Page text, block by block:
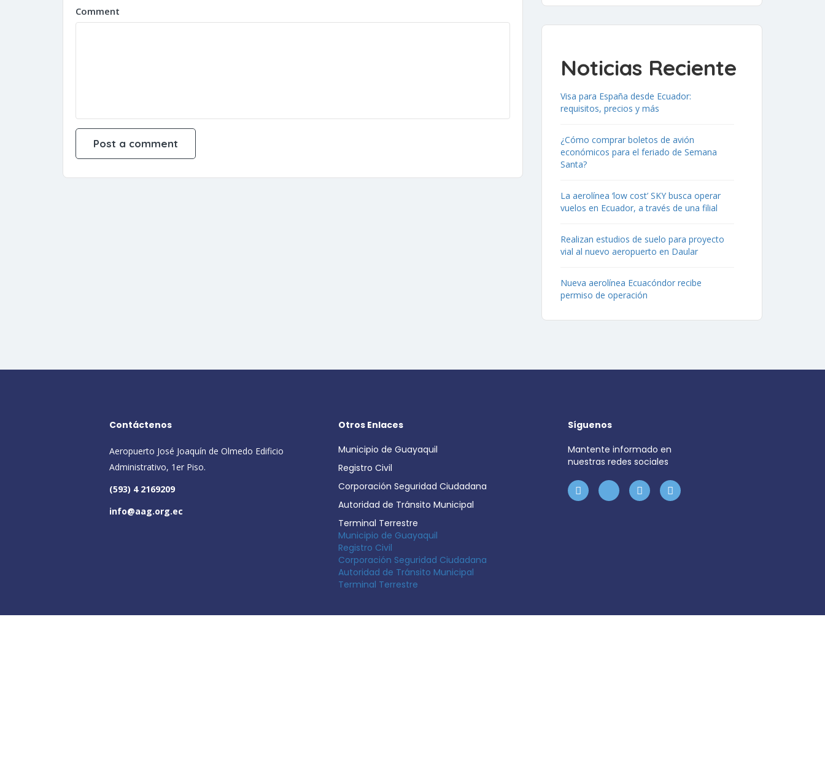
Comment
Noticias Reciente
Visa para España desde Ecuador:
requisitos, precios y más
¿Cómo comprar boletos de avión
económicos para el feriado de Semana
Santa?
La aerolínea ‘low cost’ SKY busca operar
vuelos en Ecuador, a través de una filial
Realizan estudios de suelo para proyecto
vial al nuevo aeropuerto en Daular
Nueva aerolínea Ecuacóndor recibe
permiso de operación
Contáctenos
Aeropuerto José Joaquín de Olmedo Edificio
Administrativo, 1er Piso.
(593) 4 2169209
info@aag.org.ec
Otros Enlaces
Municipio de Guayaquil
Registro Civil
Corporación Seguridad Ciudadana
Autoridad de Tránsito Municipal
Terminal Terrestre
Municipio de Guayaquil
Registro Civil
Corporación Seguridad Ciudadana
Autoridad de Tránsito Municipal
Terminal Terrestre
Síguenos
Mantente informado en
nuestras redes sociales